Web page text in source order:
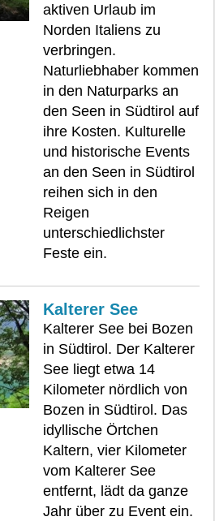
aktiven Urlaub im
Norden Italiens zu
verbringen.
Naturliebhaber kommen
in den Naturparks an
den Seen in Südtirol auf
ihre Kosten. Kulturelle
und historische Events
an den Seen in Südtirol
reihen sich in den
Reigen
unterschiedlichster
Feste ein.
Kalterer See
Kalterer See bei Bozen
in Südtirol. Der Kalterer
See liegt etwa 14
Kilometer nördlich von
Bozen in Südtirol. Das
idyllische Örtchen
Kaltern, vier Kilometer
vom Kalterer See
entfernt, lädt da ganze
Jahr über zu Event ein.